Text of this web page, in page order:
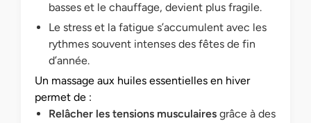
basses et le chauffage, devient plus fragile.
Le stress et la fatigue s’accumulent avec les
rythmes souvent intenses des fêtes de fin
d’année.
Un massage aux huiles essentielles en hiver
permet de :
Relâcher les tensions musculaires grâce à des